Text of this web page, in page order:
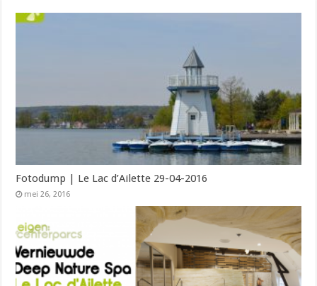
Fotodump | Le Lac d’Ailette 29-04-2016
mei 26, 2016